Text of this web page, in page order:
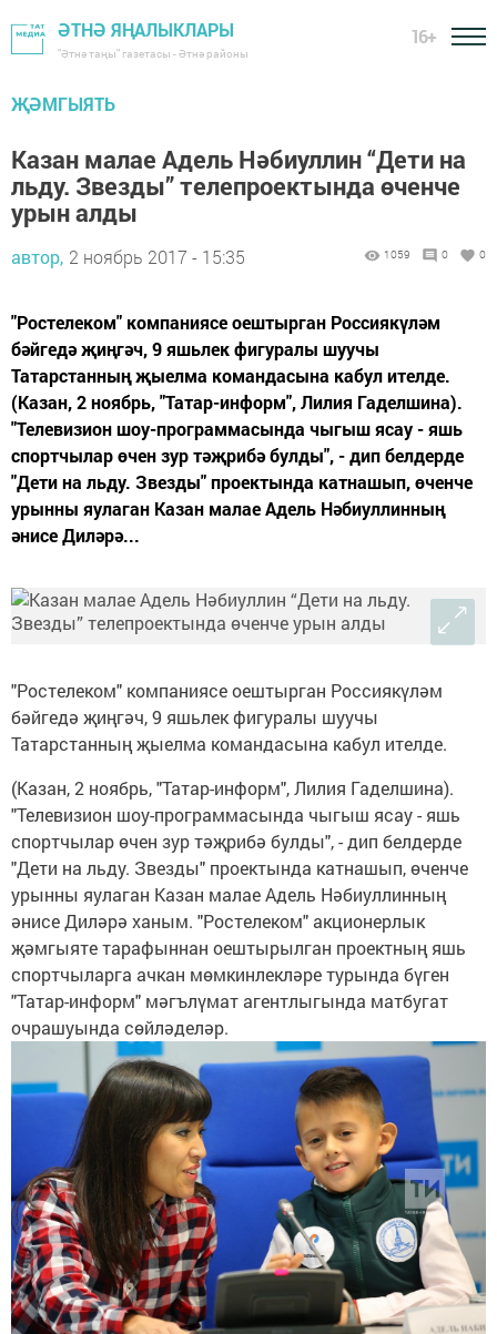
ӘТНӘ ЯҢАЛЫКЛАРЫ
"Әтнә таңы" газетасы - Әтнә районы
16+
ҖӘМГЫЯТЬ
Казан малае Адель Нәбиуллин “Дети на
льду. Звезды” телепроектында өченче
урын алды
автор, 2 ноябрь 2017 - 15:35 1059 0 0
"Ростелеком" компаниясе оештырган Россиякүләм
бәйгедә җиңгәч, 9 яшьлек фигуралы шуучы
Татарстанның җыелма командасына кабул ителде.
(Казан, 2 ноябрь, "Татар-информ", Лилия Гаделшина).
"Телевизион шоу-программасында чыгыш ясау - яшь
спортчылар өчен зур тәҗрибә булды", - дип белдерде
"Дети на льду. Звезды" проектында катнашып, өченче
урынны яулаган Казан малае Адель Нәбиуллинның
әнисе Диләрә...
"Ростелеком" компаниясе оештырган Россиякүләм
бәйгедә җиңгәч, 9 яшьлек фигуралы шуучы
Татарстанның җыелма командасына кабул ителде.
(Казан, 2 ноябрь, "Татар-информ", Лилия Гаделшина).
"Телевизион шоу-программасында чыгыш ясау - яшь
спортчылар өчен зур тәҗрибә булды", - дип белдерде
"Дети на льду. Звезды" проектында катнашып, өченче
урынны яулаган Казан малае Адель Нәбиуллинның
әнисе Диләрә ханым. "Ростелеком" акционерлык
җәмгыяте тарафыннан оештырылган проектның яшь
спортчыларга ачкан мөмкинлекләре турында бүген
"Татар-информ" мәгълүмат агентлыгында матбугат
очрашуында сөйләделәр.